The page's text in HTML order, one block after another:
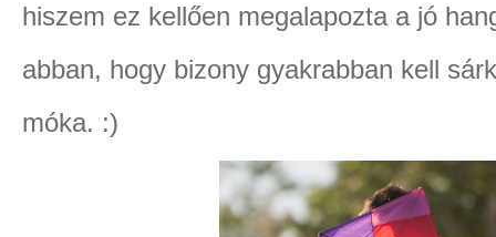
hiszem ez kellően megalapozta a jó
abban, hogy bizony gyakrabban kell
móka. :)